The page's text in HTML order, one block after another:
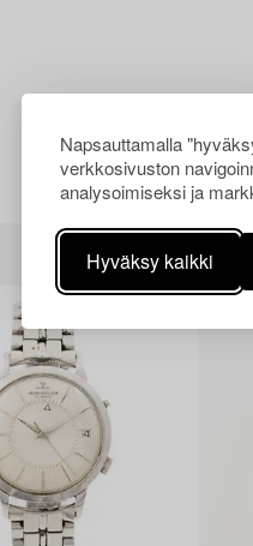
Napsauttamalla
verkkosivuston
analysoimiseksi ja
Hyväksy kaikki